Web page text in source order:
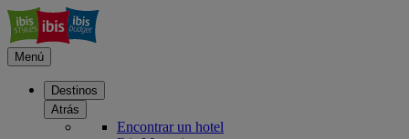
Menú
Destinos
Atrás
Encontrar un hotel